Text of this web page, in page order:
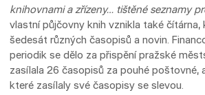
knihovnami a zřízeny… tištěné seznamy
vlastní půjčovny knih vznikla také čítárna,
šedesát různých časopisů a novin.
periodik se dělo za přispění pražské
zasílala 26 časopisů za pouhé poštovné,
které zasílaly své časopisy se slevou.